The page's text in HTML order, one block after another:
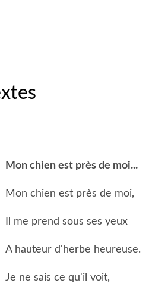
Mon chien est près de moi...
Mon chien est près de moi,
Il me prend sous ses yeux
A hauteur d'herbe heureuse.
Je ne sais ce qu'il voit,